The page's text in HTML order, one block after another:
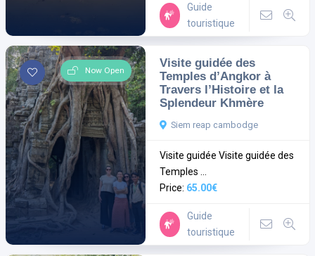
Guide
touristique
Now Open
Visite guidée des
Temples d’Angkor à
Travers l’Histoire et la
Splendeur Khmère
Siem reap cambodge
Visite guidée Visite guidée des
Temples ...
Price: 65.00€
Guide
touristique